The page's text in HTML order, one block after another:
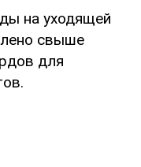
на уходящей
свыше
для